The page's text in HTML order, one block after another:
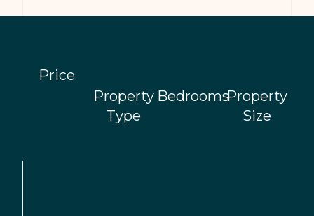
Price
Property
Type
BedroomsProperty
Size